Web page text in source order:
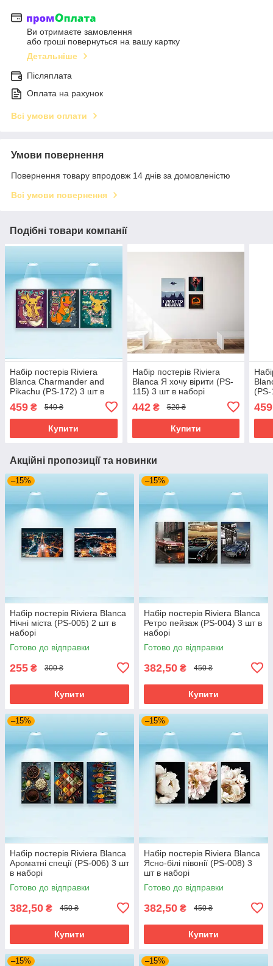
Ви отримаєте замовлення
або гроші повернуться на вашу картку
Детальніше
Післяплата
Оплата на рахунок
Всі умови оплати
Умови повернення
Повернення товару впродовж 14 днів за домовленістю
Всі умови повернення
Подібні товари компанії
Набір постерів Riviera
Blanca Charmander and
Pikachu (PS-172) 3 шт в
459 ₴ 540 ₴
Купити
Набір постерів Riviera
Blanca Я хочу вірити (PS-
115) 3 шт в наборі
442₴ 520 ₴
Купити
459
Акційні пропозиції та новинки
–15%
Набір постерів Riviera Blanca
Нічні міста (PS-005) 2 шт в
наборі
Готово до відправки
255 ₴ 300 ₴
Купити
–15%
Набір постерів Riviera Blanca
Ретро пейзаж (PS-004) 3 шт в
наборі
Готово до відправки
382,50 ₴ 450 ₴
Купити
–15%
Набір постерів Riviera Blanca
Ароматні спеції (PS-006) 3 шт
в наборі
Готово до відправки
382,50 ₴ 450 ₴
Купити
–15%
Набір постерів Riviera Blanca
Ясно-білі півонії (PS-008) 3
шт в наборі
Готово до відправки
382,50 ₴ 450 ₴
Купити
–15% –15%